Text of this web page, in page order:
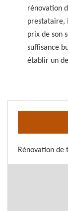
rénovation
prestataire,
prix de son
suffisance
établir un
Rénovation de